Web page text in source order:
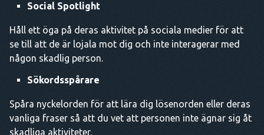
Social Spotlight
Håll ett öga på deras aktivitet på sociala medier för att
se till att de är lojala mot dig och inte interagerar med
någon skadlig person.
Sökordsspårare
Spåra nyckelorden för att lära dig lösenorden eller deras
vanliga fraser så att du vet att personen inte ägnar sig åt
skadliga aktiviteter.